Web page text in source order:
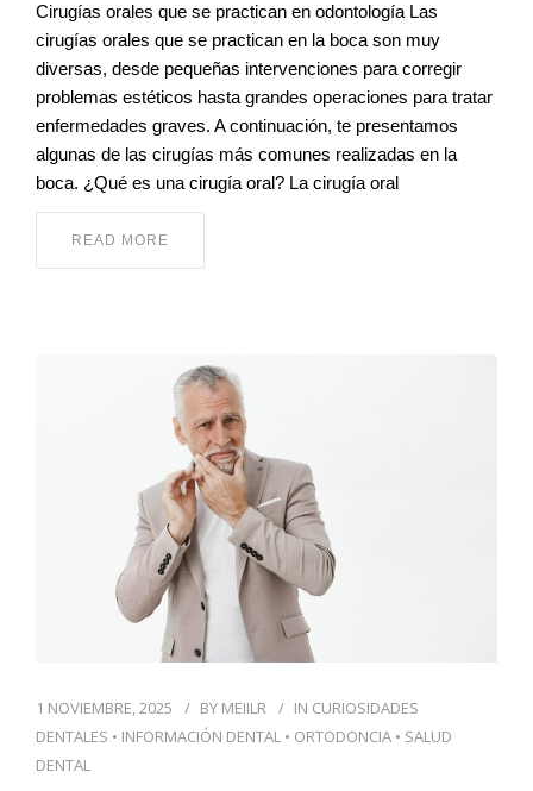
Cirugías orales que se practican en odontología Las
cirugías orales que se practican en la boca son muy
diversas, desde pequeñas intervenciones para corregir
problemas estéticos hasta grandes operaciones para tratar
enfermedades graves. A continuación, te presentamos
algunas de las cirugías más comunes realizadas en la
boca. ¿Qué es una cirugía oral? La cirugía oral
READ MORE
1 NOVIEMBRE, 2025 BY MEIILR IN CURIOSIDADES
DENTALES • INFORMACIÓN DENTAL • ORTODONCIA • SALUD
DENTAL